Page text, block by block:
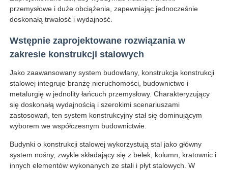
Dom
Produkty
O nas
Wycieczka po fabryce
Kontrola jakości
przemysłowe i duże obciążenia, zapewniając jednocześnie
doskonałą trwałość i wydajność.
Wstępnie zaprojektowane rozwiązania w
zakresie konstrukcji stalowych
Jako zaawansowany system budowlany, konstrukcja konstrukcji
stalowej integruje branżę nieruchomości, budownictwo i
metalurgię w jednolity łańcuch przemysłowy. Charakteryzujący
się doskonałą wydajnością i szerokimi scenariuszami
zastosowań, ten system konstrukcyjny stał się dominującym
wyborem we współczesnym budownictwie.
Budynki o konstrukcji stalowej wykorzystują stal jako główny
system nośny, zwykle składający się z belek, kolumn, kratownic i
innych elementów wykonanych ze stali i płyt stalowych. W